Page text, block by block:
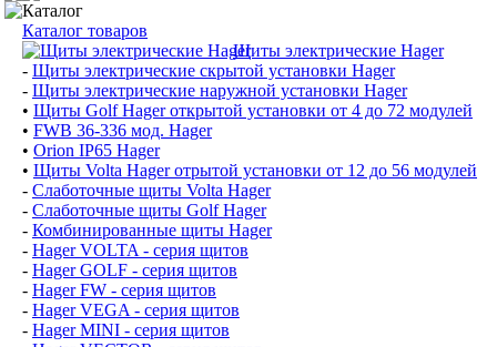
Каталог
Каталог товаров
Щиты электрические Hager
- Щиты электрические скрытой установки Hager
- Щиты электрические наружной установки Hager
• Щиты Golf Hager открытой установки от 4 до 72 модулей
• FWB 36-336 мод. Hager
• Orion IP65 Hager
• Щиты Volta Hager отрытой установки от 12 до 56 модулей
- Слаботочные щиты Volta Hager
- Слаботочные щиты Golf Hager
- Комбинированные щиты Hager
- Hager VOLTA - серия щитов
- Hager GOLF - серия щитов
- Hager FW - серия щитов
- Hager VEGA - серия щитов
- Hager MINI - серия щитов